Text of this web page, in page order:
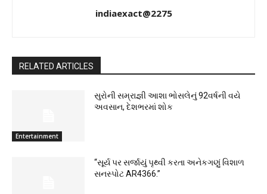
indiaexact@2275
RELATED ARTICLES
Entertainment
સુરોની સમ્રાજ્ઞી આશા ભોસલેનું 92વર્ષની વયે
અવસાન, દેશભરમાં શોક
“સૂર્ય પર સર્જાયું પૃથ્વી કરતા અનેકગણું વિશાળ
સનસ્પોટ AR4366.”